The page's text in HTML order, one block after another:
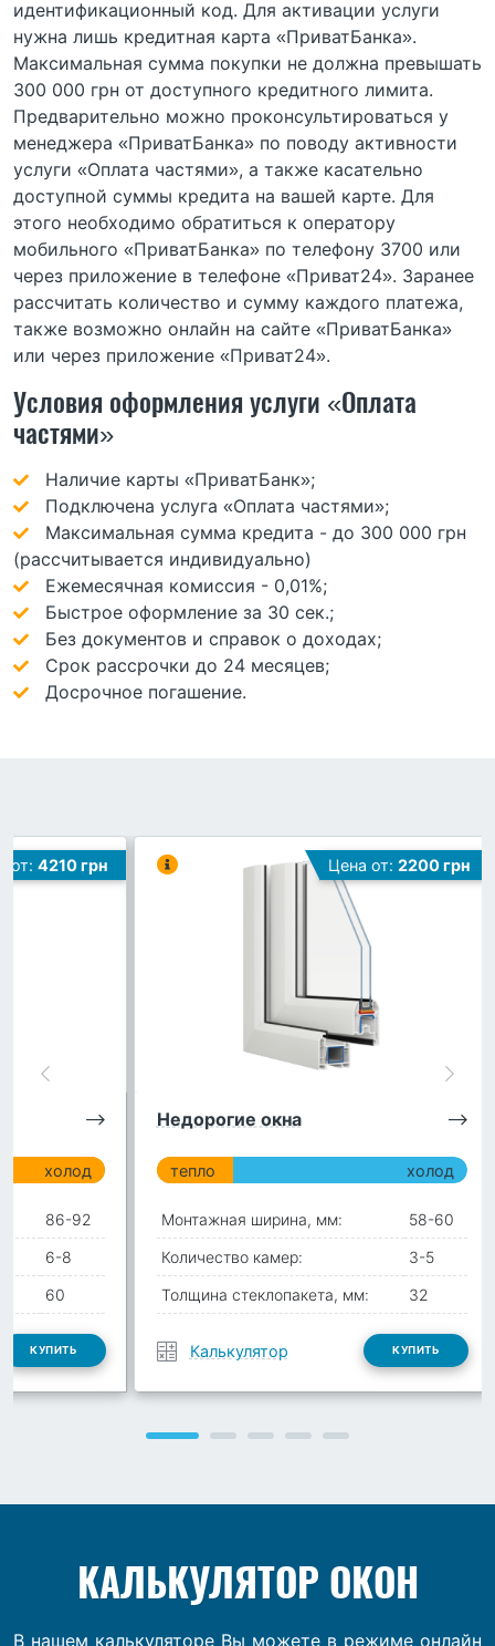
идентификационный код. Для активации услуги
нужна лишь кредитная карта «ПриватБанка».
Максимальная сумма покупки не должна превышать
300 000 грн от доступного кредитного лимита.
Предварительно можно проконсультироваться у
менеджера «ПриватБанка» по поводу активности
услуги «Оплата частями», а также касательно
доступной суммы кредита на вашей карте. Для
этого необходимо обратиться к оператору
мобильного «ПриватБанка» по телефону 3700 или
через приложение в телефоне «Приват24». Заранее
рассчитать количество и сумму каждого платежа,
также возможно онлайн на сайте «ПриватБанка»
или через приложение «Приват24».
Условия оформления услуги «Оплата
частями»
Наличие карты «ПриватБанк»;
Подключена услуга «Оплата частями»;
Максимальная сумма кредита - до 300 000 грн
(рассчитывается индивидуально)
Ежемесячная комиссия - 0,01%;
Быстрое оформление за 30 сек.;
Без документов и справок о доходах;
Срок рассрочки до 24 месяцев;
Досрочное погашение.
от:4210 грн
холод
86-92
6-8
60
КУПИТЬ
Цена от:2200 грн
Недорогие окна
тепло холод
Монтажная ширина, мм:
58-60
Количество камер:
3-5
Толщина стеклопакета, мм:
32
Калькулятор КУПИТЬ
КАЛЬКУЛЯТОР ОКОН
В нашем калькуляторе Вы можете в режиме онлайн